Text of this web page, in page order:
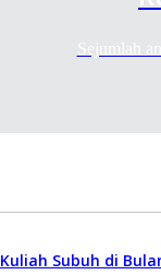
Sejumlah
Kuliah Subuh di